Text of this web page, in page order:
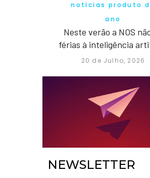
notícias produto
ano
Neste verão a NOS
férias à inteligência
20 de Julho, 2026
NEWSLETTER